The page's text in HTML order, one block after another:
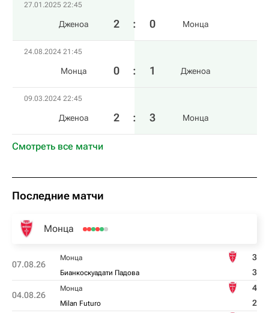
27.01.2025 22:45
Дженоа 2 : 0 Монца
24.08.2024 21:45
Монца 0 : 1 Дженоа
09.03.2024 22:45
Дженоа 2 : 3 Монца
Смотреть все матчи
Последние матчи
Монца
07.08.26
Монца 3
Бианкоскуадати Падова 3
04.08.26
Монца 4
Milan Futuro 2